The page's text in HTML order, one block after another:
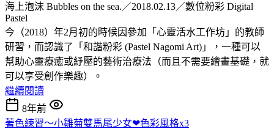
海上泡沫 Bubbles on the sea.／2018.02.13／數位粉彩 Digital
Pastel
今（2018）年2月初的時候因參加「心靈活水工作坊」的教師
研習，而認識了「和諧粉彩 (Pastel Nagomi Art)」，一種可以
幫助心靈療癒或紓壓的藝術治療法（而且不需要繪畫基礎，就
可以享受創作樂趣）。
繼續閱讀
8年前
著色練習～小雛菊雙馬尾少女❤色彩風格x3